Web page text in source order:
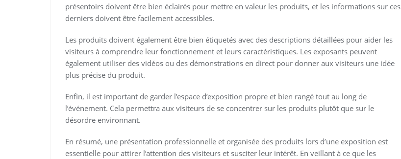
présentoirs doivent être bien éclairés pour mettre en valeur les produits, et les informations sur ces
derniers doivent être facilement accessibles.
Les produits doivent également être bien étiquetés avec des descriptions détaillées pour aider les
visiteurs à comprendre leur fonctionnement et leurs caractéristiques. Les exposants peuvent
également utiliser des vidéos ou des démonstrations en direct pour donner aux visiteurs une idée
plus précise du produit.
Enfin, il est important de garder l’espace d’exposition propre et bien rangé tout au long de
l’événement. Cela permettra aux visiteurs de se concentrer sur les produits plutôt que sur le
désordre environnant.
En résumé, une présentation professionnelle et organisée des produits lors d’une exposition est
essentielle pour attirer l’attention des visiteurs et susciter leur intérêt. En veillant à ce que les